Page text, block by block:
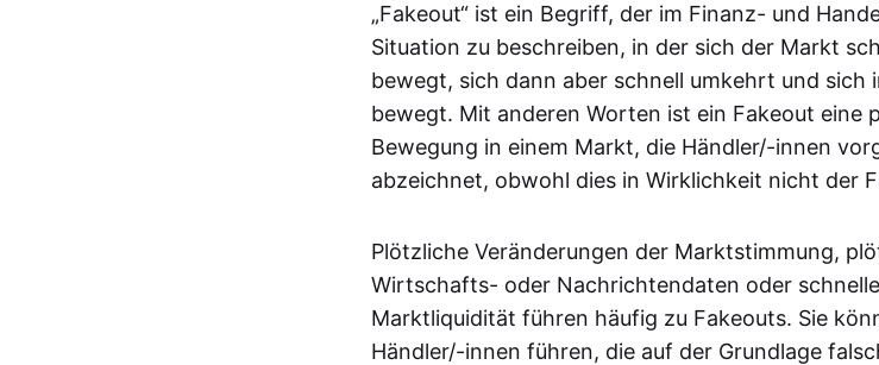
„Fakeout“ ist ein Begriff, der im Finanz- und
Situation zu beschreiben, in der sich der Markt
bewegt, sich dann aber schnell umkehrt und sich
bewegt. Mit anderen Worten ist ein Fakeout eine
Bewegung in einem Markt, die Händler/-innen
abzeichnet, obwohl dies in Wirklichkeit nicht der
Plötzliche Veränderungen der Marktstimmung,
Wirtschafts- oder Nachrichtendaten oder
Marktliquidität führen häufig zu Fakeouts. Sie
Händler/-innen führen, die auf der Grundlage